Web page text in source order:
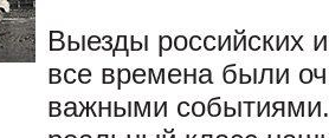
Выезды российских
все времена были
важными